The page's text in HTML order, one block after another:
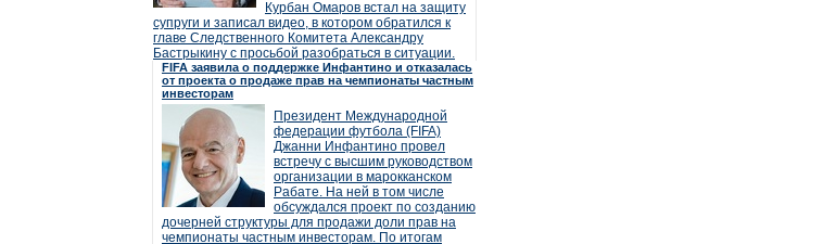
Курбан Омаров встал на защиту
супруги и записал видео, в котором обратился к
главе Следственного Комитета Александру
Бастрыкину с просьбой разобраться в ситуации.
FIFA заявила о поддержке Инфантино и отказалась
от проекта о продаже прав на чемпионаты частным
инвесторам
Президент Международной
федерации футбола (FIFA)
Джанни Инфантино провел
встречу с высшим руководством
организации в марокканском
Рабате. На ней в том числе
обсуждался проект по созданию
дочерней структуры для продажи доли прав на
чемпионаты частным инвесторам. По итогам